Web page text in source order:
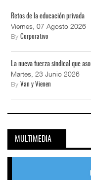
Retos de la educación privada
Viernes, 07 Agosto 2026
By Corporativo
La nueva fuerza sindical que
Martes, 23 Junio 2026
By Van y Vienen
MULTIMEDIA